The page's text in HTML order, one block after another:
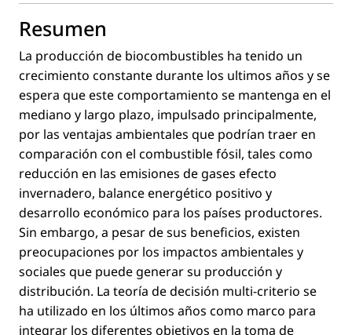
Resumen
La producción de biocombustibles ha tenido un
crecimiento constante durante los ultimos años y se
espera que este comportamiento se mantenga en el
mediano y largo plazo, impulsado principalmente,
por las ventajas ambientales que podrían traer en
comparación con el combustible fósil, tales como
reducción en las emisiones de gases efecto
invernadero, balance energético positivo y
desarrollo económico para los países productores.
Sin embargo, a pesar de sus beneﬁcios, existen
preocupaciones por los impactos ambientales y
sociales que puede generar su producción y
distribución. La teoría de decisión multi-criterio se
ha utilizado en los últimos años como marco para
integrar los diferentes objetivos en la toma de